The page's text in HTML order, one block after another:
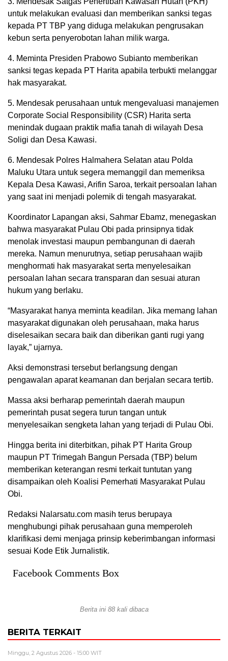
untuk melakukan evaluasi dan memberikan sanksi tegas
kepada PT TBP yang diduga melakukan pengrusakan
kebun serta penyerobotan lahan milik warga.
4. Meminta Presiden Prabowo Subianto memberikan
sanksi tegas kepada PT Harita apabila terbukti melanggar
hak masyarakat.
5. Mendesak perusahaan untuk mengevaluasi manajemen
Corporate Social Responsibility (CSR) Harita serta
menindak dugaan praktik mafia tanah di wilayah Desa
Soligi dan Desa Kawasi.
6. Mendesak Polres Halmahera Selatan atau Polda
Maluku Utara untuk segera memanggil dan memeriksa
Kepala Desa Kawasi, Arifin Saroa, terkait persoalan lahan
yang saat ini menjadi polemik di tengah masyarakat.
Koordinator Lapangan aksi, Sahmar Ebamz, menegaskan
bahwa masyarakat Pulau Obi pada prinsipnya tidak
menolak investasi maupun pembangunan di daerah
mereka. Namun menurutnya, setiap perusahaan wajib
menghormati hak masyarakat serta menyelesaikan
persoalan lahan secara transparan dan sesuai aturan
hukum yang berlaku.
“Masyarakat hanya meminta keadilan. Jika memang lahan
masyarakat digunakan oleh perusahaan, maka harus
diselesaikan secara baik dan diberikan ganti rugi yang
layak,” ujarnya.
Aksi demonstrasi tersebut berlangsung dengan
pengawalan aparat keamanan dan berjalan secara tertib.
Massa aksi berharap pemerintah daerah maupun
pemerintah pusat segera turun tangan untuk
menyelesaikan sengketa lahan yang terjadi di Pulau Obi.
Hingga berita ini diterbitkan, pihak PT Harita Group
maupun PT Trimegah Bangun Persada (TBP) belum
memberikan keterangan resmi terkait tuntutan yang
disampaikan oleh Koalisi Pemerhati Masyarakat Pulau
Obi.
Redaksi Nalarsatu.com masih terus berupaya
menghubungi pihak perusahaan guna memperoleh
klarifikasi demi menjaga prinsip keberimbangan informasi
sesuai Kode Etik Jurnalistik.
Facebook Comments Box
Berita ini 88 kali dibaca
BERITA TERKAIT
Minggu, 2 Agustus 2026 - 15:00 WIT